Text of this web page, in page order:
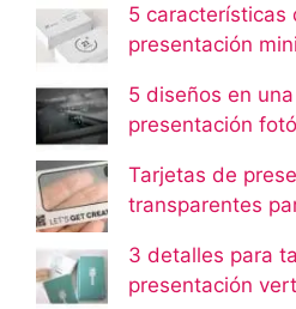
5 características
presentación
5 diseños en
presentación
Tarjetas de
transparentes
3 detalles para
presentación